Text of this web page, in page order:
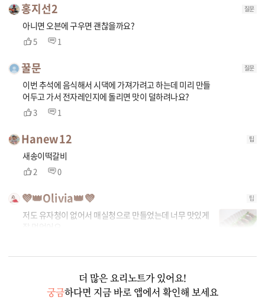
홍지선2 질문
아니면 오븐에 구우면 괜찮을까요?
5 1
꿀문 질문
이번 추석에 음식해서 시댁에 가져가려고 하는데 미리 만들
어두고 가서 전자레인지에 돌리면 맛이 덜하려나요?
3 1
Hanew12 팁
새송이떡갈비
2 0
💜👑Olivia👑💜 팁
저도 유자청이 없어서 매실청으로 만들었는데 너무 맛있게
더 많은 요리노트가 있어요!
궁금하다면 지금 바로 앱에서 확인해 보세요